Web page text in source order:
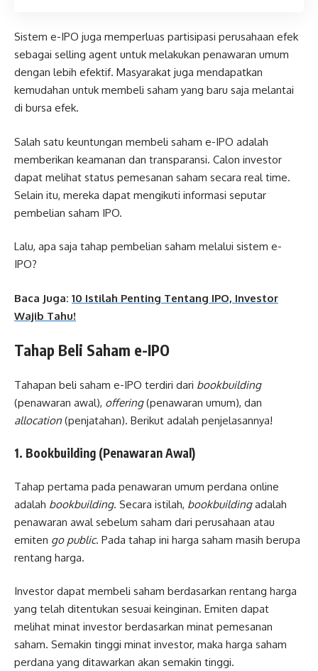
Sistem e-IPO juga memperluas partisipasi perusahaan efek
sebagai selling agent untuk melakukan penawaran umum
dengan lebih efektif. Masyarakat juga mendapatkan
kemudahan untuk membeli saham yang baru saja melantai
di bursa efek.
Salah satu keuntungan membeli saham e-IPO adalah
memberikan keamanan dan transparansi. Calon investor
dapat melihat status pemesanan saham secara real time.
Selain itu, mereka dapat mengikuti informasi seputar
pembelian saham IPO.
Lalu, apa saja tahap pembelian saham melalui sistem e-
IPO?
Baca Juga: 10 Istilah Penting Tentang IPO, Investor
Wajib Tahu!
Tahap Beli Saham e-IPO
Tahapan beli saham e-IPO terdiri dari bookbuilding
(penawaran awal), offering(penawaran umum), dan
allocation (penjatahan). Berikut adalah penjelasannya!
1. Bookbuilding (Penawaran Awal)
Tahap pertama pada penawaran umum perdana online
adalah bookbuilding. Secara istilah, bookbuildingadalah
penawaran awal sebelum saham dari perusahaan atau
emiten go public. Pada tahap ini harga saham masih berupa
rentang harga.
Investor dapat membeli saham berdasarkan rentang harga
yang telah ditentukan sesuai keinginan. Emiten dapat
melihat minat investor berdasarkan minat pemesanan
saham. Semakin tinggi minat investor, maka harga saham
perdana yang ditawarkan akan semakin tinggi.